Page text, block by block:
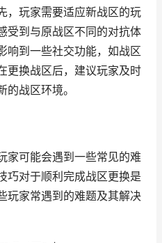
，玩家需要适应新战区的玩
受到与原战区不同的对抗体
响到一些社交功能，如战区
更换战区后，建议玩家及时
战区环境。
家可能会遇到一些常见的难
巧对于顺利完成战区更换是
玩家常遇到的难题及其解决